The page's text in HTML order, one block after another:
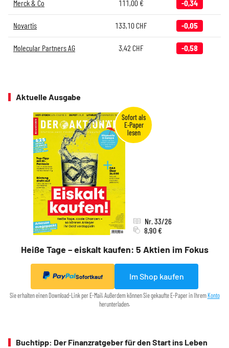
Merck & Co 111,00€ -0,34
Novartis 133,10CHF -0,05
Molecular Partners AG 3,42 CHF -0,58
Aktuelle Ausgabe
Heiße Tage – eiskalt kaufen: 5 Aktien im Fokus
Nr. 33/26
8,90 €
Sofortkauf Im Shop kaufen
Sie erhalten einen Download-Link per E-Mail. Außerdem können Sie gekaufte E-Paper in Ihrem Konto
herunterladen.
Buchtipp: Der Finanzratgeber für den Start ins Leben